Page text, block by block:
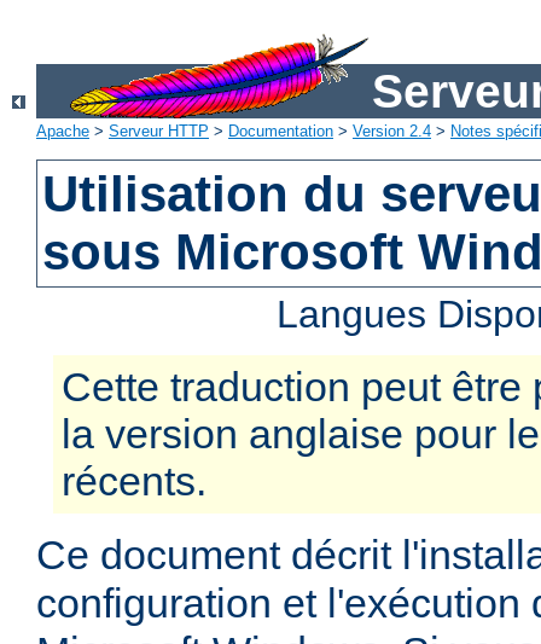
Apache > Serveur HTTP > Documentation > Version 2.4 > Notes
Utilisation du
sous Microsoft
Langues
Cette traduction peut être
la version anglaise pour
récents.
Ce document décrit
configuration et l'exécution